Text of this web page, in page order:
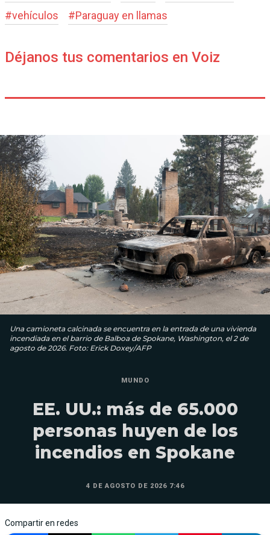
#vehículos #Paraguay en llamas
Déjanos tus comentarios en Voiz
Una camioneta calcinada se encuentra en la entrada de una vivienda
incendiada en el barrio de Balboa de Spokane, Washington, el 2 de
agosto de 2026. Foto: Erick Doxey/AFP
MUNDO
EE. UU.: más de 65.000
personas huyen de los
incendios en Spokane
4 DE AGOSTO DE 2026 7:46
Compartir en redes